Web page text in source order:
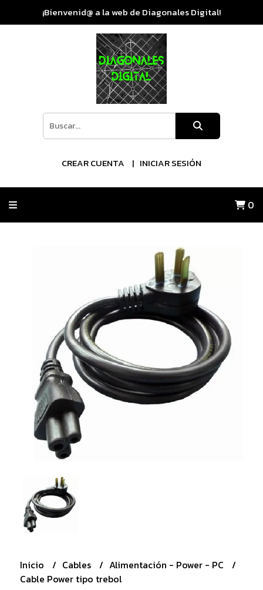
¡Bienvenid@ a la web de Diagonales Digital!
CREAR CUENTA INICIAR SESIÓN
0
Inicio Cables
Alimentación - Power - PC
Cable Power tipo trebol